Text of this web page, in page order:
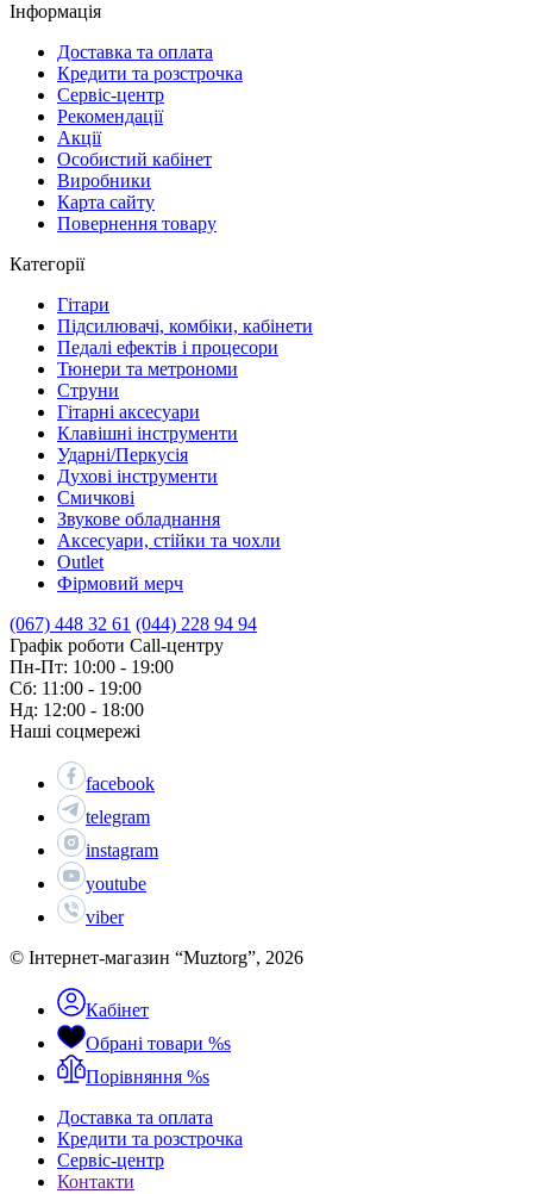
Інформація
Доставка та оплата
Кредити та розстрочка
Сервіc-центр
Рекомендації
Акції
Особистий кабінет
Виробники
Карта сайту
Повернення товару
Категорії
Гітари
Підсилювачі, комбіки, кабінети
Педалі ефектів і процесори
Тюнери та метрономи
Струни
Гітарні аксесуари
Клавішні інструменти
Ударні/Перкусія
Духові інструменти
Смичкові
Звукове обладнання
Аксесуари, стійки та чохли
Outlet
Фірмовий мерч
(067) 448 32 61 (044) 228 94 94
Графік роботи Call-центру
Пн-Пт: 10:00 - 19:00
Сб: 11:00 - 19:00
Нд: 12:00 - 18:00
Наші соцмережі
facebook
telegram
instagram
youtube
viber
© Інтернет-магазин “Muztorg”, 2026
Кабінет
Обрані товари %s
Порівняння %s
Доставка та оплата
Кредити та розстрочка
Сервіc-центр
Контакти